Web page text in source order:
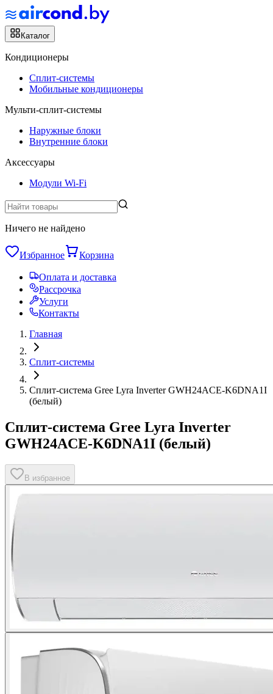
Каталог
Кондиционеры
Сплит-системы
Мобильные кондиционеры
Мульти-сплит-системы
Наружные блоки
Внутренние блоки
Аксессуары
Модули Wi-Fi
Ничего не найдено
Избранное Корзина
Оплата и доставка
Рассрочка
Услуги
Контакты
Главная
Сплит-системы
Сплит-система Gree Lyra Inverter GWH24ACE-K6DNA1I
(белый)
Сплит-система Gree Lyra Inverter
GWH24ACE-K6DNA1I (белый)
В избранное